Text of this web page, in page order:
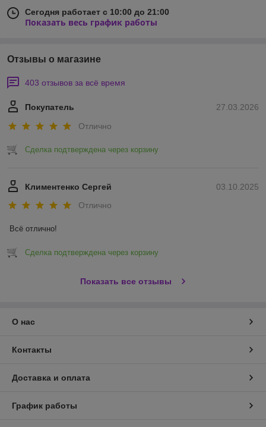
Сегодня работает с 10:00 до 21:00
Показать весь график работы
Отзывы о магазине
403 отзывов за всё время
27.03.2026
Покупатель
Отлично
Сделка подтверждена через корзину
03.10.2025
Климентенко Сергей
Отлично
Всё отлично!
Сделка подтверждена через корзину
Показать все отзывы
О нас
Контакты
Доставка и оплата
График работы